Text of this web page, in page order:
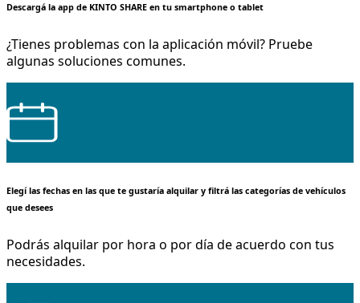
Descargá la app de KINTO SHARE en tu smartphone o tablet
¿Tienes problemas con la aplicación móvil? Pruebe
algunas soluciones comunes.
Elegí las fechas en las que te gustaría alquilar y filtrá las categorías de vehículos
que desees
Podrás alquilar por hora o por día de acuerdo con tus
necesidades.